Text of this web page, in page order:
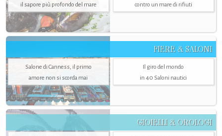
il sapore più profondo del mare
contro un mare di rifiuti
FIERE & SALONI
Salone di Canness, il primo
amore non si scorda mai
Il giro del mondo
in 40 Saloni nautici
GIOIELLI & OROLOGI